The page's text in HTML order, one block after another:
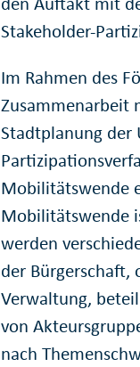
Stakeholder-
Im Rahmen des
Stadtplanung der
Mobilitätswende
Mobilitätswende
werden
der Bürgerschaft,
Verwaltung,
von
nach